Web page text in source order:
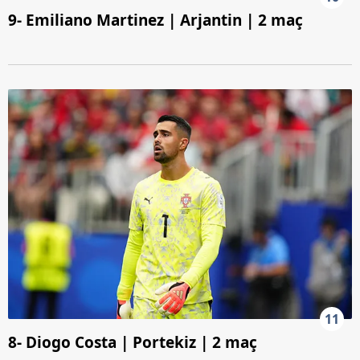
9- Emiliano Martinez | Arjantin | 2 maç
11
8- Diogo Costa | Portekiz | 2 maç